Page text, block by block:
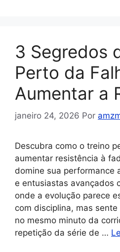
3 Segredos
Perto da
Aumentar a
janeiro 24, 2026 Por
Descubra como o treino
aumentar resistência à
domine sua performance
e entusiastas avançados
onde a evolução parece
com disciplina, mas sente
no mesmo minuto da
repetição da série de …